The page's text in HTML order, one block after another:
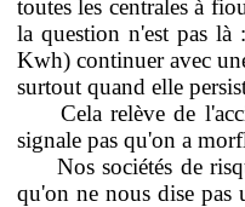
toutes les centrales à
la question n'est pas
Kwh) continuer avec
surtout quand elle
Cela relève de
signale pas qu'on a
Nos sociétés de
qu'on ne nous dise pas